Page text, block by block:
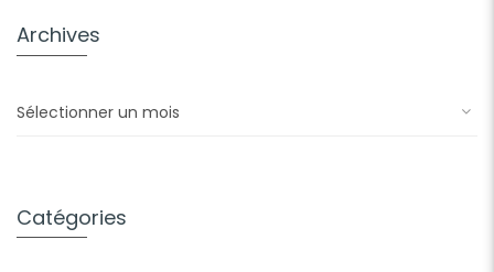
Archives
Catégories